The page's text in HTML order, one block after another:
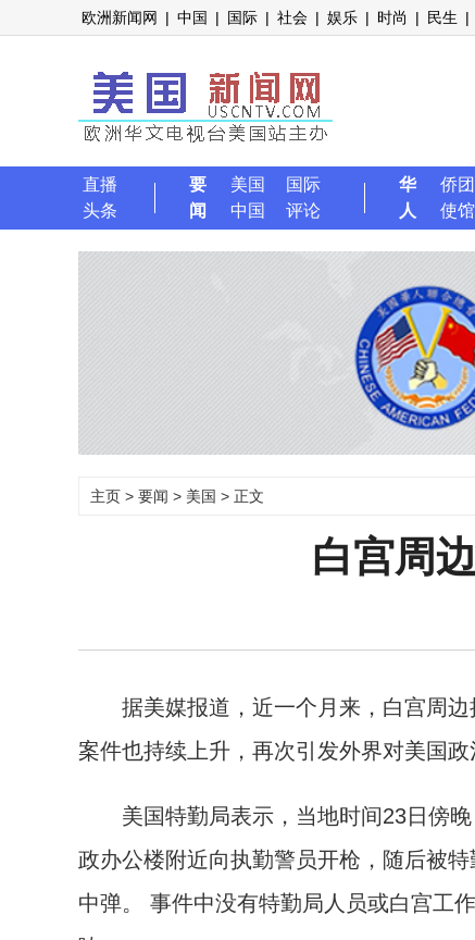
欧洲新闻网 | 中国 | 国际 | 社会 | 娱乐 | 时尚 | 民生 |
直播
头条
要
闻
美国
国际
中国
评论
华
人
侨团
使馆
主页 > 要闻 > 美国 > 正文
白宫周
据美媒报道，近一个月来，白宫周边
案件也持续上升，再次引发外界对美国政
美国特勤局表示，当地时间23日傍晚
政办公楼附近向执勤警员开枪，随后被
中弹。 事件中没有特勤局人员或白宫工